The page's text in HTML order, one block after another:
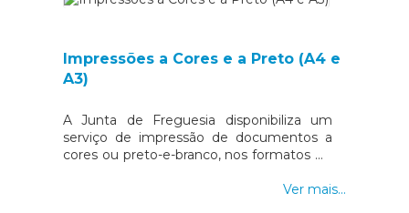
Impressões a Cores e a Preto (A4 e
A3)
A Junta de Freguesia disponibiliza um
serviço de impressão de documentos a
cores ou preto-e-branco, nos formatos A4
Ver mais...